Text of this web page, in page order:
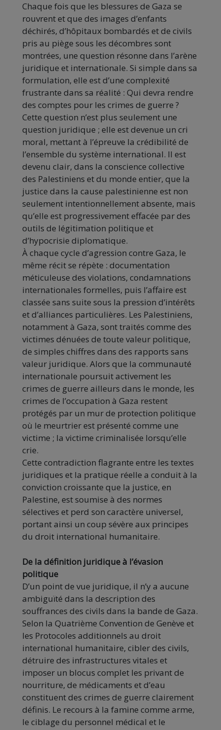
Chaque fois que les blessures de Gaza se
rouvrent et que des images d’enfants
déchirés, d’hôpitaux bombardés et de civils
pris au piège sous les décombres sont
montrées, une question résonne dans l’arène
juridique et internationale. Si simple dans sa
formulation, elle est d’une complexité
frustrante dans sa réalité : Qui devra rendre
des comptes pour les crimes de guerre ?
Cette question n’est plus seulement une
question juridique ; elle est devenue un cri
moral, mettant à l’épreuve la crédibilité de
l’ensemble du système international. Il est
devenu clair, dans la conscience collective
des Palestiniens et du monde entier, que la
justice dans la cause palestinienne est non
seulement intentionnellement absente, mais
qu’elle est progressivement effacée par des
outils de légitimation politique et
d’hypocrisie diplomatique.
À chaque cycle d’agression contre Gaza, le
même récit se répète : documentation
méticuleuse des violations, condamnations
internationales formelles, puis l’affaire est
classée sans suite sous la pression d’intérêts
et d’alliances particulières. Les Palestiniens,
notamment à Gaza, sont traités comme des
victimes dénuées de toute valeur politique,
de simples chiffres dans des rapports sans
valeur juridique. Alors que la communauté
internationale poursuit activement les
crimes de guerre ailleurs dans le monde, les
crimes de l’occupation à Gaza restent
protégés par un mur de protection politique
où le meurtrier est présenté comme une
victime ; la victime criminalisée lorsqu’elle
crie.
Cette contradiction flagrante entre les textes
juridiques et la pratique réelle a conduit à la
conviction croissante que la justice, en
Palestine, est soumise à des normes
sélectives et perd son caractère universel,
portant ainsi un coup sévère aux principes
du droit international humanitaire.
De la définition juridique à l’évasion
politique
D’un point de vue juridique, il n’y a aucune
ambiguïté dans la description des
souffrances des civils dans la bande de Gaza.
Selon la Quatrième Convention de Genève et
les Protocoles additionnels au droit
international humanitaire, cibler des civils,
détruire des infrastructures vitales et
imposer un blocus complet les privant de
nourriture, de médicaments et d’eau
constituent des crimes de guerre clairement
définis. Le recours à la famine comme arme,
le ciblage du personnel médical et le